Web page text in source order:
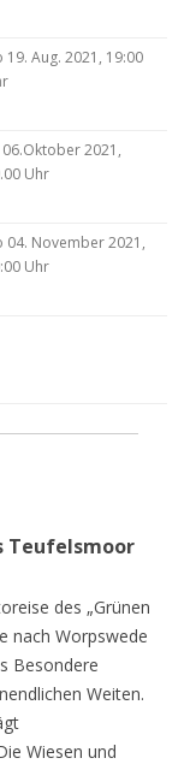
19. Aug. 2021, 19:00
06.Oktober 2021,
Uhr
04. November 2021,
Uhr
Teufelsmoor
des „Grünen
nach Worpswede
Besondere
Weiten.
Wiesen und